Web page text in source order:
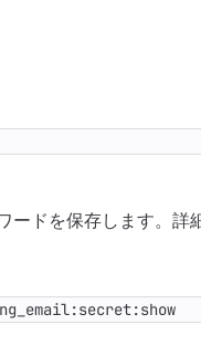
ドを保存します。詳